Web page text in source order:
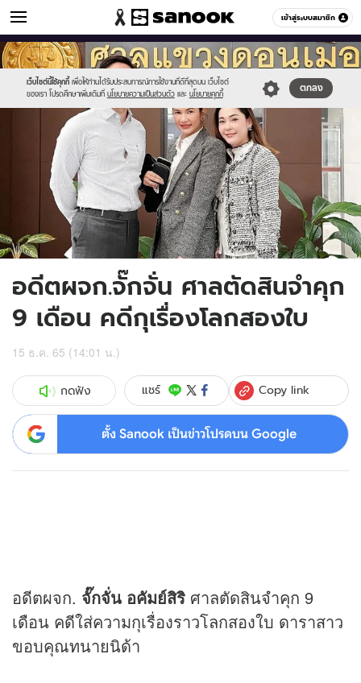
เข้าสู่ระบบสมาชิก
ข่าวบันเทิง หมวดอื่นๆ
เว็บไซต์นี้ใช้คุกกี้ เพื่อให้ท่านได้รับประสบการณ์การใช้งานที่ดีที่สุดบน เว็บไซต์
ของเรา โปรดศึกษาเพิ่มเติมที่ นโยบายความเป็นส่วนตัว และ นโยบายคุกกี้
ตกลง
Sanook
//s.isanook.com/sr/0/images/logo-
new-
sanook.png
600
60
//s.isanook.com/ns/0/ud/1737/8687842/15.jpg
อดีตผจก.จั๊กจั่น ศาลตัดสินจำคุก
9 เดือน คดีกุเรื่องโลกสองใบ
15 ธ.ค. 65 (14:01 น.)
กดฟัง แชร์ Copy link
ตั้ง Sanook เป็นข่าวโปรดบน Google
อดีตผจก. จั๊กจั่น อคัมย์สิริ ศาลตัดสินจำคุก 9
เดือน คดีใส่ความกุเรื่องราวโลกสองใบ ดาราสาว
ขอบคุณทนายนิด้า